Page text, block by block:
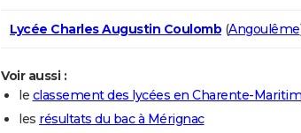
Lycée Charles Augustin Coulomb (Angoulême
Voir aussi :
le classement des lycées en Charente-
les résultats du bac à Mérignac